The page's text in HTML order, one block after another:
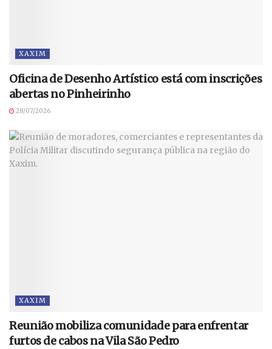
XAXIM
Oficina de Desenho Artístico está com inscrições
abertas no Pinheirinho
28/07/2026
XAXIM
Reunião mobiliza comunidade para enfrentar
furtos de cabos na Vila São Pedro